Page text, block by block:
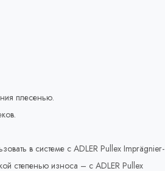
плесенью.
в системе с ADLER Pullex Imprägnier-
степенью износа – с ADLER Pullex